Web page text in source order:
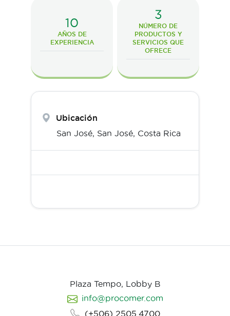
10
AÑOS DE
EXPERIENCIA
3
NÚMERO DE
PRODUCTOS Y
SERVICIOS QUE
OFRECE
Ubicación
San José, San José, Costa Rica
Plaza Tempo, Lobby B
info@procomer.com
(+506) 2505.4700